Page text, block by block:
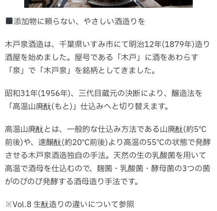
添加物に頼らない、やさしい酒造りを
木戸泉酒造は、千葉県いすみ市にて明治12年(1879年)造り
酒屋を始めました。屋号である「木戸」に酒をあわらす
「泉」で「木戸泉」を銘柄としてきました。
昭和31年(1956年)、三代目蔵元の決断により、醸造法を
「高温山廃酛(もと)」仕込みへと切り替えます。
高温山廃酛とは、一般的な仕込み方法である山廃酛(約5℃
前後)や、速醸酛(約20℃前後)より高温の55℃の状態で発酵
させる木戸泉酒造独自の手法。天然の生の乳酸菌を用いて
高温で酒母を仕込むので、麹菌・乳酸菌・酵母菌の3つの菌
がのびのび発酵する酒母造り手法です。
※Vol.8 生酛造りの違いについて参照